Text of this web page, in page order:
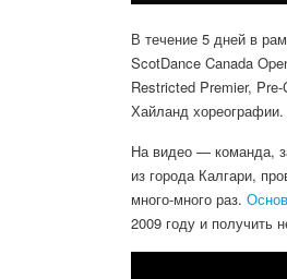
В течение 5 дней в
ScotDance Canada
Restricted Premier,
Хайланд хореографии.
На видео — команда,
из города Калгари,
много-много раз.
2009 году и получить